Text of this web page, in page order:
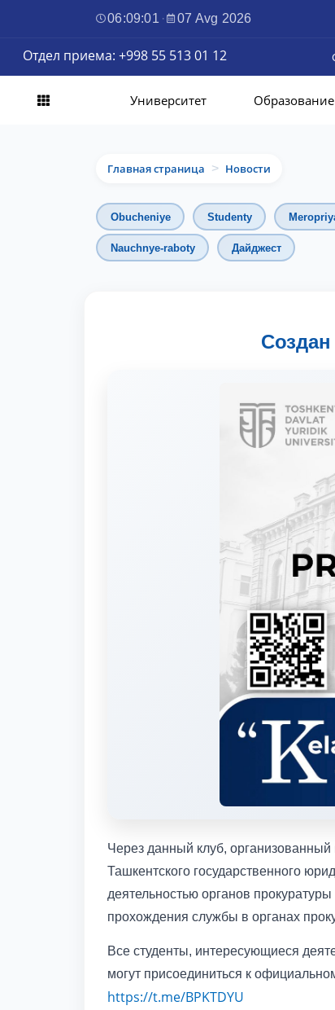
06:09:02 · 07 Avg 2026
Отдел приема: +998 55 513 01 12
Университет Образование
Главная страница > Новости
Obucheniye Studenty
Nauchnye-raboty Дайджест
Через данный клуб,
Ташкентского государственного
деятельностью органов
прохождения службы в органах
Все студенты, интересующиеся
могут присоединиться к
https://t.me/BPKTDYU